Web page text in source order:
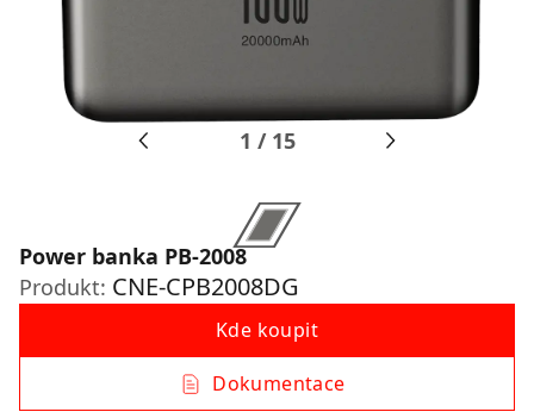
1 / 15
Power banka PB-2008
Produkt: CNE-CPB2008DG
Kde koupit
Dokumentace